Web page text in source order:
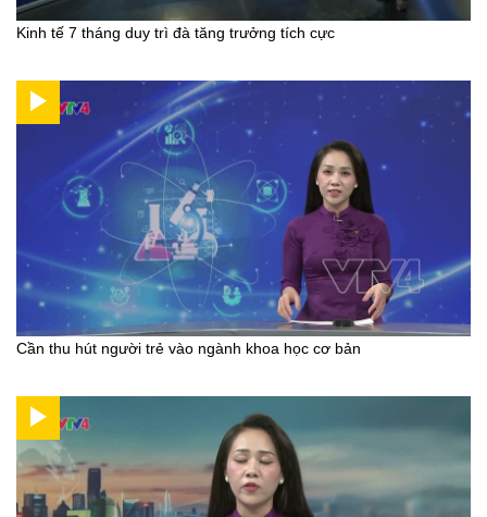
Kinh tế 7 tháng duy trì đà tăng trưởng tích cực
Cần thu hút người trẻ vào ngành khoa học cơ bản